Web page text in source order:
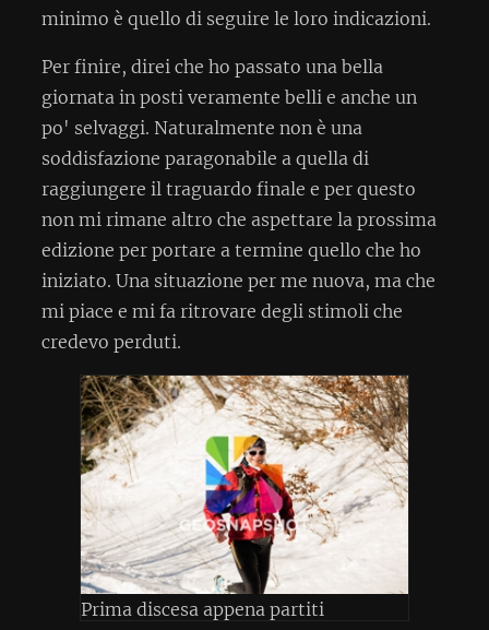
minimo è quello di seguire le loro indicazioni.
Per finire, direi che ho passato una bella
giornata in posti veramente belli e anche un
po' selvaggi. Naturalmente non è una
soddisfazione paragonabile a quella di
raggiungere il traguardo finale e per questo
non mi rimane altro che aspettare la prossima
edizione per portare a termine quello che ho
iniziato. Una situazione per me nuova, ma che
mi piace e mi fa ritrovare degli stimoli che
credevo perduti.
Prima discesa appena partiti